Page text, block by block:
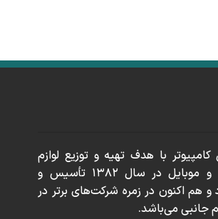
با هدف تهيه و توزيع لوازم
جانبی كامپيوتر و موبايل در سال ١٣٨٢ تأسيس و
و هم اكنون در زمره شركت‌های برتر در
جانبی می‌باشد.